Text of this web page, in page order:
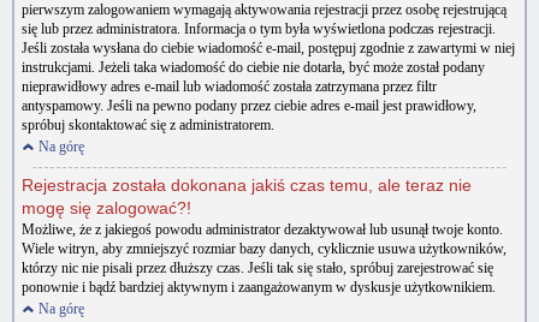
pierwszym zalogowaniem wymagają aktywowania rejestracji przez osobę rejestrującą
się lub przez administratora. Informacja o tym była wyświetlona podczas rejestracji.
Jeśli została wysłana do ciebie wiadomość e-mail, postępuj zgodnie z zawartymi w niej
instrukcjami. Jeżeli taka wiadomość do ciebie nie dotarła, być może został podany
nieprawidłowy adres e-mail lub wiadomość została zatrzymana przez filtr
antyspamowy. Jeśli na pewno podany przez ciebie adres e-mail jest prawidłowy,
spróbuj skontaktować się z administratorem.
Na górę
Rejestracja została dokonana jakiś czas temu, ale teraz nie
mogę się zalogować?!
Możliwe, że z jakiegoś powodu administrator dezaktywował lub usunął twoje konto.
Wiele witryn, aby zmniejszyć rozmiar bazy danych, cyklicznie usuwa użytkowników,
którzy nic nie pisali przez dłuższy czas. Jeśli tak się stało, spróbuj zarejestrować się
ponownie i bądź bardziej aktywnym i zaangażowanym w dyskusje użytkownikiem.
Na górę